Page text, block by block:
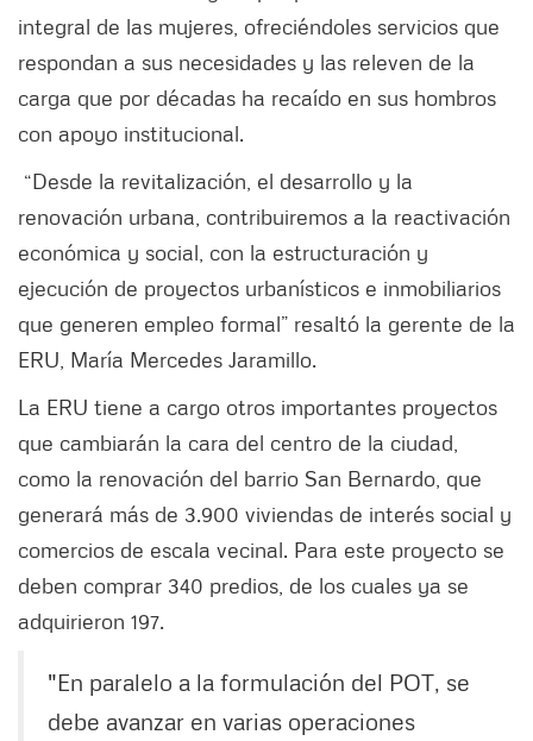
integral de las mujeres, ofreciéndoles servicios que
respondan a sus necesidades y las releven de la
carga que por décadas ha recaído en sus hombros
con apoyo institucional.
“Desde la revitalización, el desarrollo y la
renovación urbana, contribuiremos a la reactivación
económica y social, con la estructuración y
ejecución de proyectos urbanísticos e inmobiliarios
que generen empleo formal” resaltó la gerente de la
ERU, María Mercedes Jaramillo.
La ERU tiene a cargo otros importantes proyectos
que cambiarán la cara del centro de la ciudad,
como la renovación del barrio San Bernardo, que
generará más de 3.900 viviendas de interés social y
comercios de escala vecinal. Para este proyecto se
deben comprar 340 predios, de los cuales ya se
adquirieron 197.
"En paralelo a la formulación del POT, se
debe avanzar en varias operaciones